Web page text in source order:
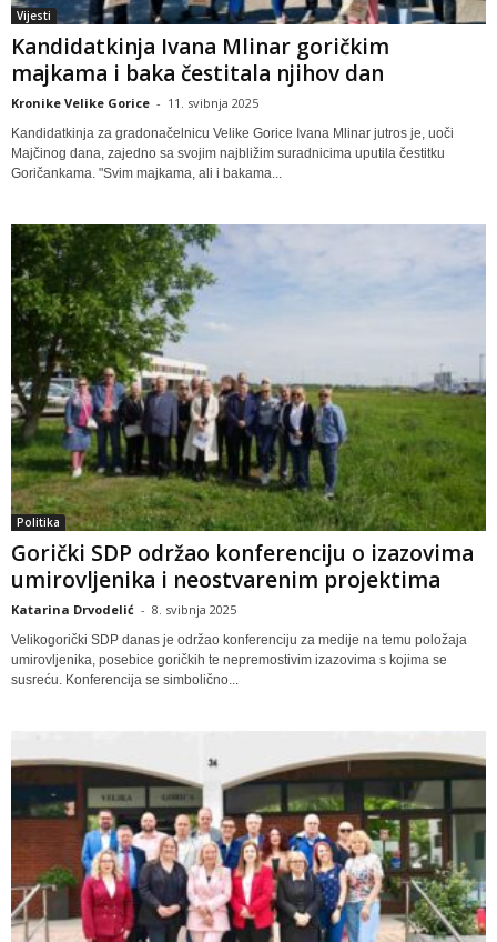
Vijesti
Kandidatkinja Ivana Mlinar goričkim
majkama i baka čestitala njihov dan
Kronike Velike Gorice - 11. svibnja 2025
Kandidatkinja za gradonačelnicu Velike Gorice Ivana Mlinar jutros je, uoči
Majčinog dana, zajedno sa svojim najbližim suradnicima uputila čestitku
Goričankama. "Svim majkama, ali i bakama...
Politika
Gorički SDP održao konferenciju o izazovima
umirovljenika i neostvarenim projektima
Katarina Drvodelić - 8. svibnja 2025
Velikogorički SDP danas je održao konferenciju za medije na temu položaja
umirovljenika, posebice goričkih te nepremostivim izazovima s kojima se
susreću. Konferencija se simbolično...